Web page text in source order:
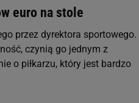
euro na stole
przez dyrektora sportowego.
czynią go jednym z
o piłkarzu, który jest bardzo